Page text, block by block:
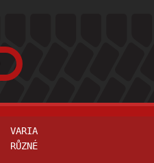
VARIA
RŮZNÉ